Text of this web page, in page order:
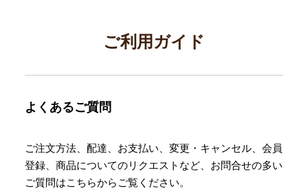
ご利用ガイド
よくあるご質問
ご注文方法、配達、お支払い、変更・キャンセル、会員
登録、商品についてのリクエストなど、お問合せの多い
ご質問はこちらからご覧ください。